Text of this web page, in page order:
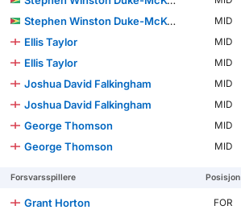
Stephen Winston Duke-McKenna
MID
Ellis Taylor
MID
Ellis Taylor
MID
Joshua David Falkingham
MID
Joshua David Falkingham
MID
George Thomson
MID
George Thomson
MID
Forsvarsspillere Posisjon
Grant Horton FOR